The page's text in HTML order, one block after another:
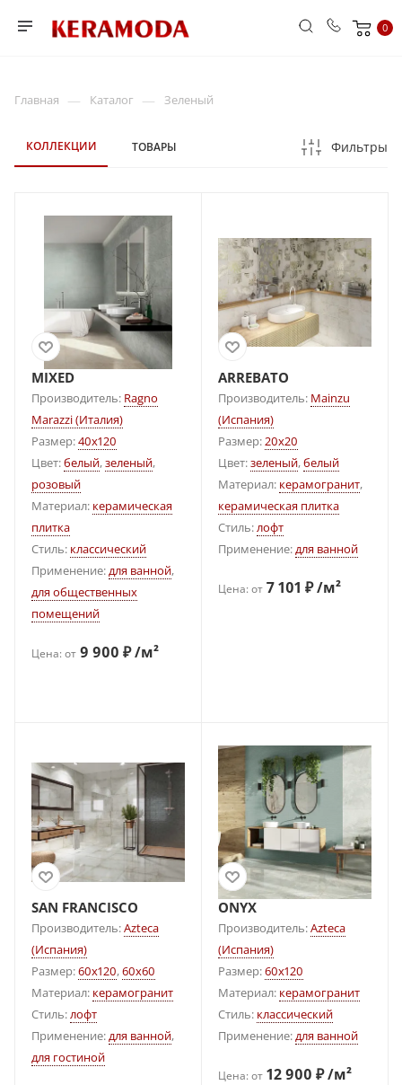
0
Главная — Каталог — Зеленый
КОЛЛЕКЦИИ ТОВАРЫ Фильтры
MIXED
Производитель: Ragno
Marazzi (Италия)
Размер:40x120
Цвет:белый,зеленый,
розовый
Материал: керамическая
плитка
Стиль: классический
Применение:для ванной,
для общественных
помещений
Цена: от 9 900 ₽ /м²
ARREBATO
Производитель: Mainzu
(Испания)
Размер:20x20
Цвет:зеленый,белый
Материал: керамогранит,
керамическая плитка
Стиль:лофт
Применение:для ванной
Цена: от 7 101 ₽ /м²
SAN FRANCISCO
Производитель:Azteca
(Испания)
Размер:60x120,60x60
Материал: керамогранит
Стиль:лофт
Применение:для ванной,
для гостиной
ONYX
Производитель:Azteca
(Испания)
Размер:60x120
Материал: керамогранит
Стиль: классический
Применение:для ванной
Цена: от 12 900 ₽ /м²